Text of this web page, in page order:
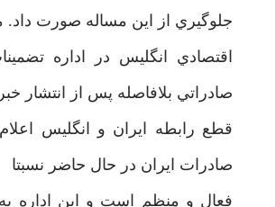
جلوگيري از اين مساله صورت داد.
اقتصادي انگليس در اداره
صادراتي بلافاصله پس از انتشار خبر
قطع رابطه ايران و انگليس اعلام
صادرات ايران در حال حاضر نسبتا
فعال و منظم است و اين اداره